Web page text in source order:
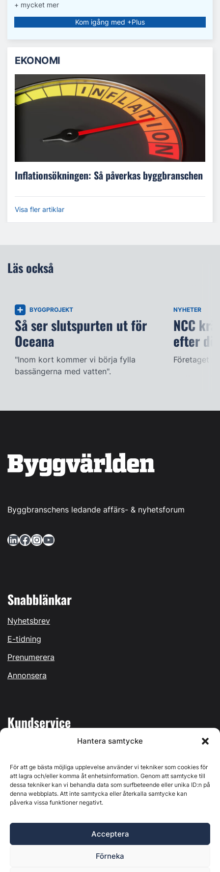
Hantera samtycke
För att ge bästa möjliga upplevelse använder vi tekniker som cookies för
att lagra och/eller komma åt enhetsinformation. Genom att samtycke till
dessa tekniker kan vi behandla data som surfbeteende eller unika ID:n på
denna webbplats. Att inte samtycka eller återkalla samtycke kan
påverka vissa funktioner negativt.
Acceptera
Förneka
+ mycket mer
Kom igång med +Plus
EKONOMI
Inflationsökningen: Så påverkas byggbranschen
Visa fler artiklar
Läs också
BYGGPROJEKT
Så ser slutspurten ut för
Oceana
"Inom kort kommer vi börja fylla
bassängerna med vatten".
NYHETER
NCC
efter
Företaget
Byggbranschens ledande affärs- & nyhetsforum
LinkedIn Facebook InstagramYouTube
Snabblänkar
Nyhetsbrev
E-tidning
Prenumerera
Annonsera
Kundservice
Kontakta oss
Östernäsvägen 1, 827 32 Ljusdal, org.nr: 556625-6425 -
Ansvarig utgivare: Henrik Ekberg. Innehållet på denna
webbplats är upphovsrättsligt skyddat. Ange källa vid citering.
Byggvärlden är en del avMarknadsdatagruppen